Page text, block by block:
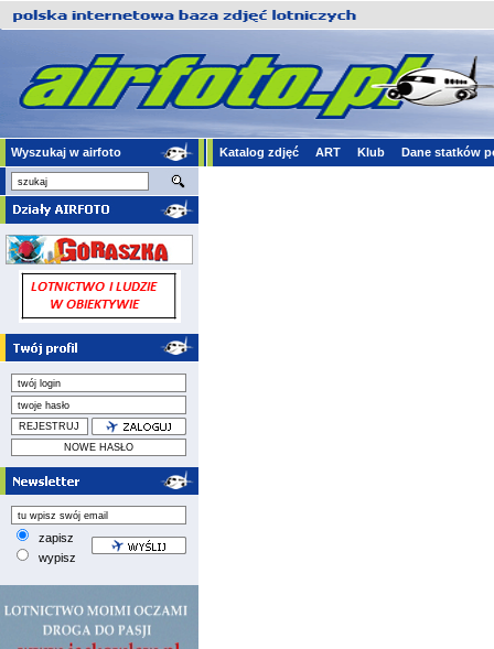
Wyszukaj w airfoto Katalog zdjęć ART Klub Dane statków
zapisz
wypisz